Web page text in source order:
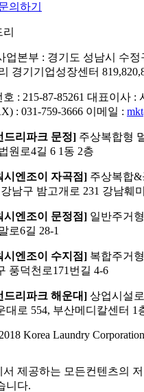
의하기
업본부 : 경기도 성남시 수정
경기기업성장센터
: 215-87-85261 대표이사 :
: 031-759-3666 이메일 :
드리파크 문정] 주상복합형
원로4길 6 1동 2층
시엔조이 자곡점] 주상복합
남구 밤고개로 231 강남훼
시엔조이 문정점] 일반주거
로6길 28-1
시엔조이 수지점] 복합주거
풍덕천로171번길 4-6
드리파크 해운대] 상업시설
대로 554, 부산메디칼센터 1
Korea Laundry
제공하는 모든컨텐츠의
니다.